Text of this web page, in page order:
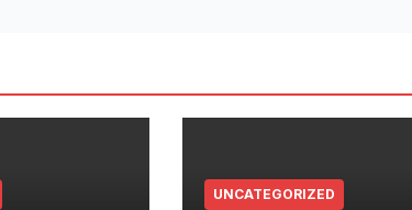
UNCATEGORIZED